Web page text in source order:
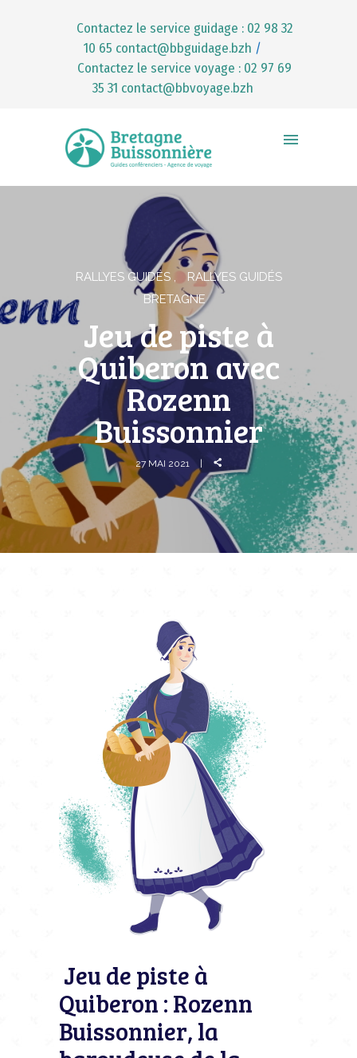
Contactez le service guidage : 02 98 32
10 65 contact@bbguidage.bzh /
Contactez le service voyage : 02 97 69
35 31 contact@bbvoyage.bzh
RALLYES GUIDÉS
RALLYES GUIDÉS
BRETAGNE
Jeu de piste à
Quiberon avec
Rozenn
Buissonnier
27 MAI 2021
Jeu de piste à
Quiberon : Rozenn
Buissonnier, la